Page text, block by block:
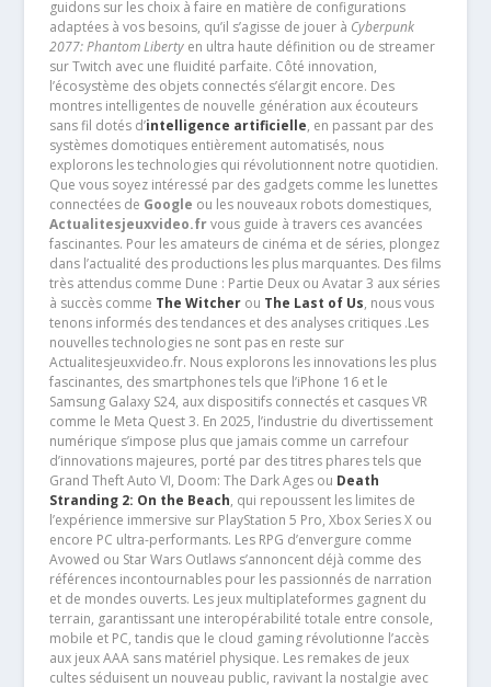
guidons sur les choix à faire en matière de configurations
adaptées à vos besoins, qu’il s’agisse de jouer à Cyberpunk
2077: Phantom Libertyen ultra haute définition ou de streamer
sur Twitch avec une fluidité parfaite. Côté innovation,
l’écosystème des objets connectés s’élargit encore. Des
montres intelligentes de nouvelle génération aux écouteurs
sans fil dotés d’intelligence artificielle, en passant par des
systèmes domotiques entièrement automatisés, nous
explorons les technologies qui révolutionnent notre quotidien.
Que vous soyez intéressé par des gadgets comme les lunettes
connectées de Google ou les nouveaux robots domestiques,
Actualitesjeuxvideo.frvous guide à travers ces avancées
fascinantes. Pour les amateurs de cinéma et de séries, plongez
dans l’actualité des productions les plus marquantes. Des films
très attendus comme Dune : Partie Deux ou Avatar 3 aux séries
à succès comme The Witcherou The Last of Us, nous vous
tenons informés des tendances et des analyses critiques .Les
nouvelles technologies ne sont pas en reste sur
Actualitesjeuxvideo.fr. Nous explorons les innovations les plus
fascinantes, des smartphones tels que l’iPhone 16 et le
Samsung Galaxy S24, aux dispositifs connectés et casques VR
comme le Meta Quest 3. En 2025, l’industrie du divertissement
numérique s’impose plus que jamais comme un carrefour
d’innovations majeures, porté par des titres phares tels que
Grand Theft Auto VI, Doom: The Dark Ages ou Death
Stranding 2: On the Beach, qui repoussent les limites de
l’expérience immersive sur PlayStation 5 Pro, Xbox Series X ou
encore PC ultra-performants. Les RPG d’envergure comme
Avowed ou Star Wars Outlaws s’annoncent déjà comme des
références incontournables pour les passionnés de narration
et de mondes ouverts. Les jeux multiplateformes gagnent du
terrain, garantissant une interopérabilité totale entre console,
mobile et PC, tandis que le cloud gaming révolutionne l’accès
aux jeux AAA sans matériel physique. Les remakes de jeux
cultes séduisent un nouveau public, ravivant la nostalgie avec